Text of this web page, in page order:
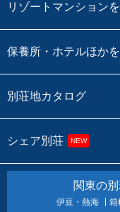
リゾートマンション
保養所・ホテルほか
別荘地カタログ
シェア別荘 NEW
関東の
伊豆・熱海 箱